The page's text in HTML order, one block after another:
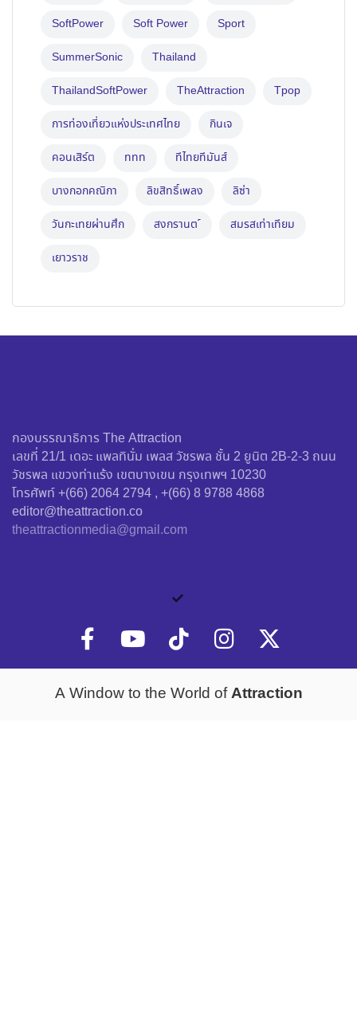
SoftPower Soft Power Sport
SummerSonic Thailand
ThailandSoftPower TheAttraction Tpop
การท่องเที่ยวแห่งประเทศไทย กินเจ
คอนเสิร์ต ททท ทีไทยทีมันส์
บางกอกคณิกา ลิขสิทธิ์เพลง ลิซ่า
วันกะเทยผ่านศึก สงกรานต ์ สมรสเท่าเทียม
เยาวราช
กองบรรณาธิการ The Attraction
เลขที่ 21/1 เดอะ แพลทินั่ม เพลส วัชรพล ชั้น 2 ยูนิต 2B-2-3 ถนน
วัชรพล แขวงท่าแร้ง เขตบางเขน กรุงเทพฯ 10230
โทรศัพท์ +(66) 2064 2794 , +(66) 8 9788 4868
editor@theattraction.co
theattractionmedia@gmail.com
A Window to the World ofAttraction